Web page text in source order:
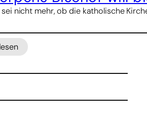
sei nicht mehr, ob die katholische